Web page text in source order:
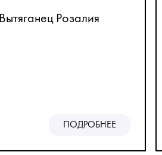
Вытяганец Розалия
ПОДРОБНЕЕ